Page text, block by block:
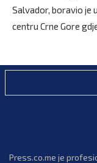
Salvador, boravio je
centru Crne Gore
Press.co.me je